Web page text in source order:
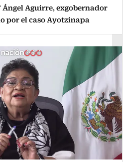
Ángel Aguirre, exgobernador
por el caso Ayotzinapa